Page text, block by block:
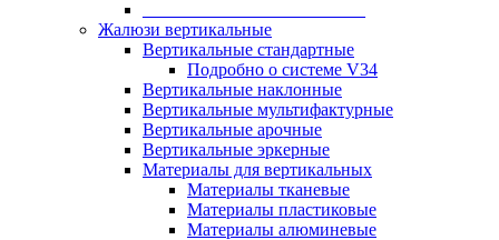
Жалюзи вертикальные
Вертикальные стандартные
Подробно о системе V34
Вертикальные наклонные
Вертикальные мультифактурные
Вертикальные арочные
Вертикальные эркерные
Материалы для вертикальных
Материалы тканевые
Материалы пластиковые
Материалы алюминевые